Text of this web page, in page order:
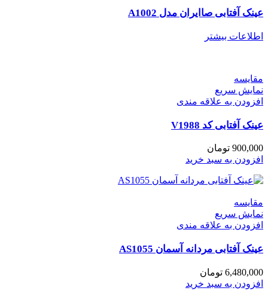
عینک آفتابی صاایران مدل A1002
اطلاعات بیشتر
مقايسه
نمایش سریع
افزودن به علاقه مندی
عینک آفتابی کد V1988
900,000 تومان
افزودن به سبد خرید
مقايسه
نمایش سریع
افزودن به علاقه مندی
عینک آفتابی مردانه آسمان AS1055
6,480,000 تومان
افزودن به سبد خرید